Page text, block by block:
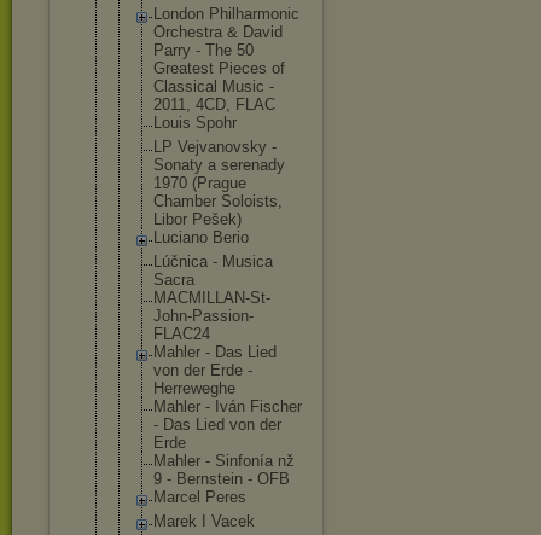
London Philharmonic
Orchestra & David
Parry - The 50
Greatest Pieces of
Classical Music -
2011, 4CD, FLAC
Louis Spohr
LP Vejvanovsky -
Sonaty a serenady
1970 (Prague
Chamber Soloists,
Libor Pešek)
Luciano Berio
Lúčnica - Musica
Sacra
MACMILLAN-St-
John-Passion-
FLAC24
Mahler - Das Lied
von der Erde -
Herreweghe
Mahler - Iván Fischer
- Das Lied von der
Erde
Mahler - Sinfonía nž
9 - Bernstein - OFB
Marcel Peres
Marek I Vacek